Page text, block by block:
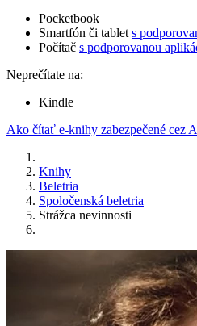
Pocketbook
Smartfón či tablet s
Počítač s podporovanou
Neprečítate na:
Kindle
Ako čítať e-knihy zabezpečené cez
Knihy
Beletria
Spoločenská beletria
Strážca nevinnosti